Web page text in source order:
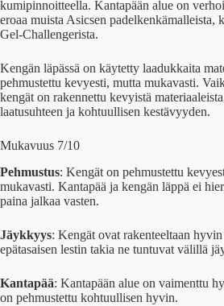
kumipinnoitteella. Kantapään alue on
eroaa muista Asicsen padelkenkämalleista,
Gel-Challengerista.
Kengän läpässä on käytetty laadukkaita
pehmustettu kevyesti, mutta mukavasti.
kengät on rakennettu kevyistä
laatusuhteen ja kohtuullisen kestävyyden.
Mukavuus 7/10
Pehmustus: Kengät on pehmustettu
mukavasti. Kantapää ja kengän läppä ei
paina jalkaa vasten.
Jäykkyys: Kengät ovat rakenteeltaan
epätasaisen lestin takia ne tuntuvat välillä
Kantapää: Kantapään alue on vaimenttu
on pehmustettu kohtuullisen hyvin.